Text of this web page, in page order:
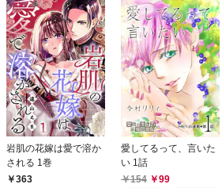
岩肌の花嫁は愛で溶か
される 1巻
363
愛してるって、言いた
い 1話
154
99